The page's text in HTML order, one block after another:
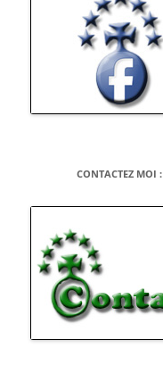
CONTACTEZ MOI :